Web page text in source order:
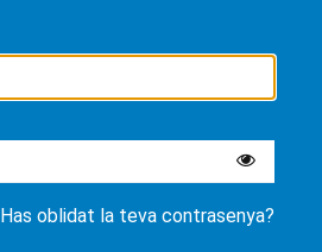
Has oblidat la teva contrasenya?